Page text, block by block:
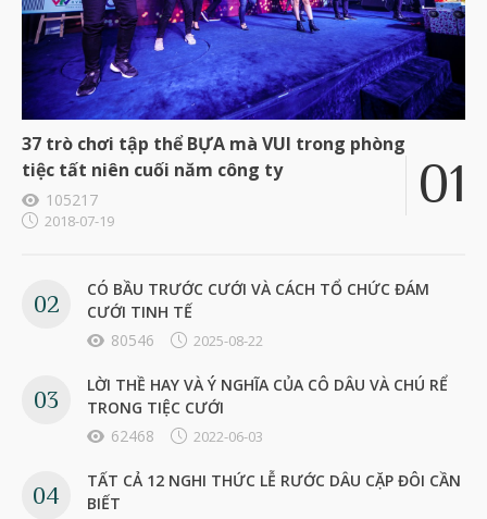
37 trò chơi tập thể BỰA mà VUI trong phòng
tiệc tất niên cuối năm công ty
105217
2018-07-19
CÓ BẦU TRƯỚC CƯỚI VÀ CÁCH TỔ CHỨC ĐÁM
CƯỚI TINH TẾ
80546
2025-08-22
LỜI THỀ HAY VÀ Ý NGHĨA CỦA CÔ DÂU VÀ CHÚ RỂ
TRONG TIỆC CƯỚI
62468
2022-06-03
TẤT CẢ 12 NGHI THỨC LỄ RƯỚC DÂU CẶP ĐÔI CẦN
BIẾT